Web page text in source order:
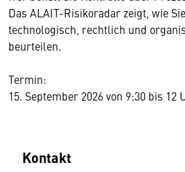
Das ALAIT-Risikoradar zeigt, wie
technologisch, rechtlich und
beurteilen.
Termin:
15. September 2026 von 9:30 bis 12
Kontakt